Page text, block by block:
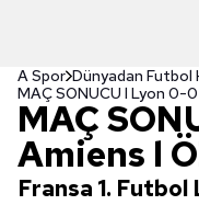
A Spor Dünyadan Futbol
MAÇ SONUCU l Lyon 0-
MAÇ
Amiens l
Fransa 1.